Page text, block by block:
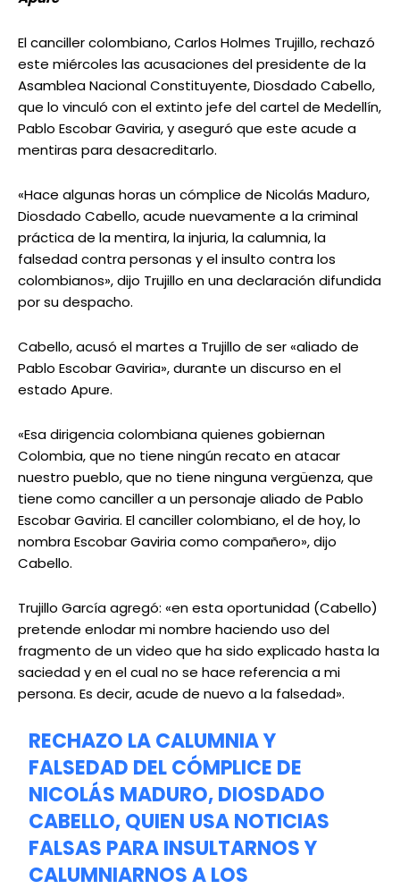
El canciller colombiano, Carlos Holmes Trujillo, rechazó
este miércoles las acusaciones del presidente de la
Asamblea Nacional Constituyente, Diosdado Cabello,
que lo vinculó con el extinto jefe del cartel de Medellín,
Pablo Escobar Gaviria, y aseguró que este acude a
mentiras para desacreditarlo.
«Hace algunas horas un cómplice de Nicolás Maduro,
Diosdado Cabello, acude nuevamente a la criminal
práctica de la mentira, la injuria, la calumnia, la
falsedad contra personas y el insulto contra los
colombianos», dijo Trujillo en una declaración difundida
por su despacho.
Cabello, acusó el martes a Trujillo de ser «aliado de
Pablo Escobar Gaviria», durante un discurso en el
estado Apure.
«Esa dirigencia colombiana quienes gobiernan
Colombia, que no tiene ningún recato en atacar
nuestro pueblo, que no tiene ninguna vergüenza, que
tiene como canciller a un personaje aliado de Pablo
Escobar Gaviria. El canciller colombiano, el de hoy, lo
nombra Escobar Gaviria como compañero», dijo
Cabello.
Trujillo García agregó: «en esta oportunidad (Cabello)
pretende enlodar mi nombre haciendo uso del
fragmento de un video que ha sido explicado hasta la
saciedad y en el cual no se hace referencia a mi
persona. Es decir, acude de nuevo a la falsedad».
RECHAZO LA CALUMNIA Y
FALSEDAD DEL CÓMPLICE DE
NICOLÁS MADURO, DIOSDADO
CABELLO, QUIEN USA NOTICIAS
FALSAS PARA INSULTARNOS Y
CALUMNIARNOS A LOS